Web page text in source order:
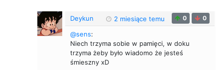
Deykun 2 miesiące temu 0 0
@sens:
Niech trzyma sobie w pamięci, w doku
trzyma żeby było wiadomo że jesteś
śmieszny xD